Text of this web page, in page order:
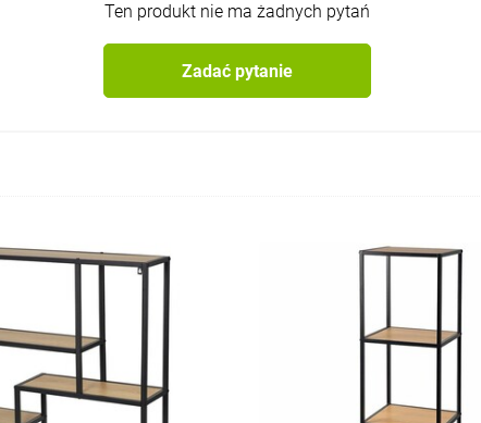
Ten produkt nie ma żadnych pytań
Zadać pytanie